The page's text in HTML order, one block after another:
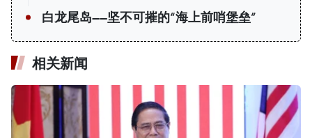
白龙尾岛——坚不可摧的“海上前哨堡垒”
相关新闻